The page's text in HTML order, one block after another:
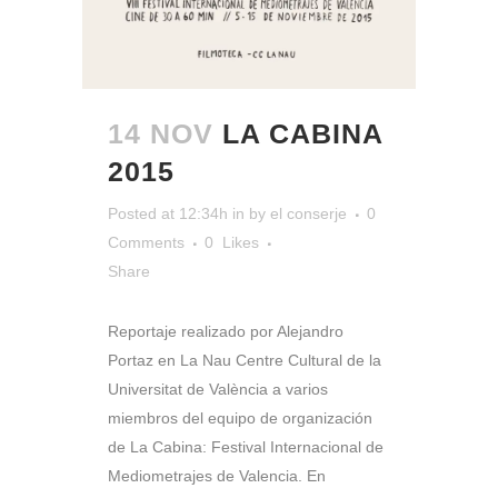
14 NOV LA CABINA
2015
Posted at 12:34h in by el conserje
0
Comments
0
Likes
Share
Reportaje realizado por Alejandro
Portaz en La Nau Centre Cultural de la
Universitat de València a varios
miembros del equipo de organización
de La Cabina: Festival Internacional de
Mediometrajes de Valencia. En